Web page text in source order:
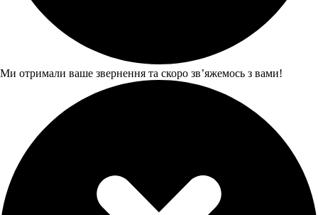
Ми отримали ваше звернення та скоро звʼяжемось з вами!